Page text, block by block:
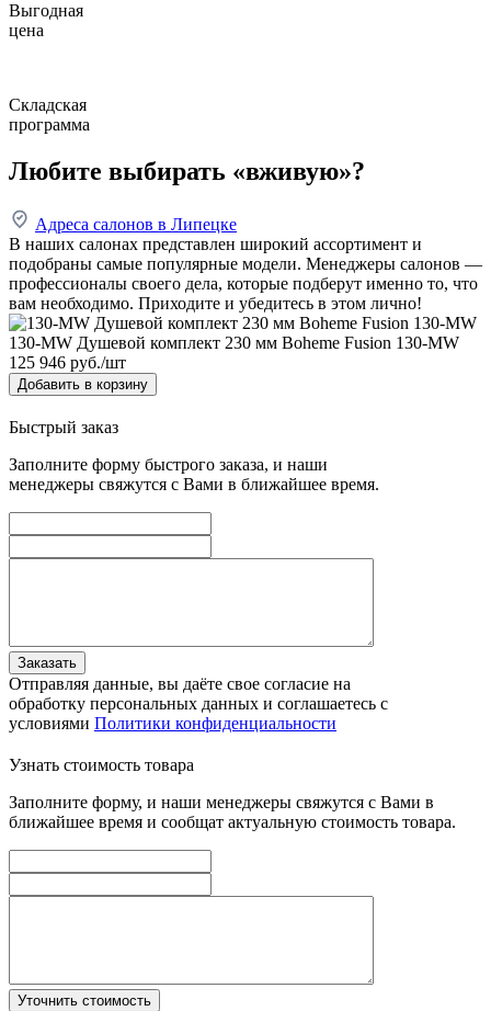
Выгодная
цена
Складская
программа
Любите выбирать «вживую»?
Адреса салонов в Липецке
В наших салонах представлен широкий ассортимент и
подобраны самые популярные модели. Менеджеры салонов —
профессионалы своего дела, которые подберут именно то, что
вам необходимо. Приходите и убедитесь в этом лично!
130-MW Душевой комплект 230 мм Boheme Fusion 130-MW
125 946 руб./шт
Добавить в корзину
Быстрый заказ
Заполните форму быстрого заказа, и наши
менеджеры свяжутся с Вами в ближайшее время.
Заказать
Отправляя данные, вы даёте свое согласие на
обработку персональных данных и соглашаетесь с
условиями Политики конфиденциальности
Узнать стоимость товара
Заполните форму, и наши менеджеры свяжутся с Вами в
ближайшее время и сообщат актуальную стоимость товара.
Уточнить стоимость